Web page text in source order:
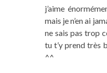
j’aime
mais je n’en ai
ne sais pas trop
tu t’y prend très
^^